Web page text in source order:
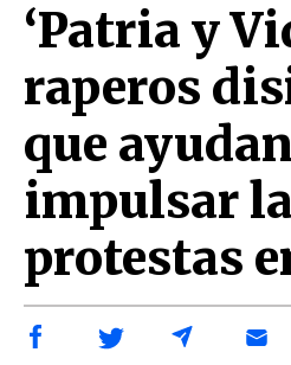
‘Patria y
raperos
que
impulsar
protestas